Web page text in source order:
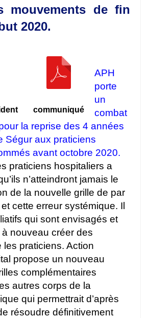
mouvements de fin
2020.
communiqué
APH
porte
un
combat
la reprise des 4 années
Ségur aux praticiens
avant octobre 2020.
praticiens hospitaliers a
n’atteindront jamais le
de la nouvelle grille de par
cette erreur systémique. Il
qui sont envisagés et
nouveau créer des
les praticiens. Action
propose un nouveau
complémentaires
autres corps de la
qui permettrait d’après
résoudre définitivement